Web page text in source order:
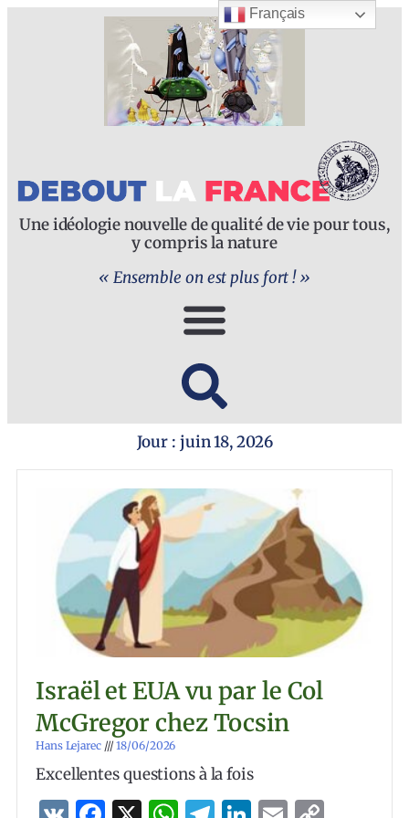
Une idéologie nouvelle de qualité de vie pour tous,
y compris la nature
« Ensemble on est plus fort ! »
Jour : juin 18, 2026
Israël et EUA vu par le Col
McGregor chez Tocsin
Hans Lejarec 18/06/2026
Excellentes questions à la fois
Français